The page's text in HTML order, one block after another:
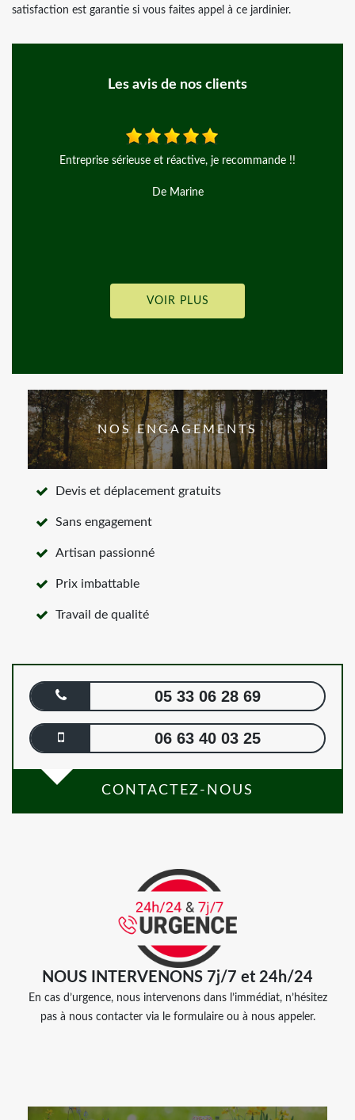
satisfaction est garantie si vous faites appel à ce jardinier.
Les avis de nos clients
je recommande !! Travaux réalise parfaitement je
VOIR PLUS
NOS ENGAGEMENTS
Devis et déplacement gratuits
Sans engagement
Artisan passionné
Prix imbattable
Travail de qualité
05 33 06 28 69
06 63 40 03 25
CONTACTEZ-NOUS
NOUS INTERVENONS 7j/7 et 24h/24
En cas d’urgence, nous intervenons dans l’immédiat, n’hésitez
pas à nous contacter via le formulaire ou à nous appeler.